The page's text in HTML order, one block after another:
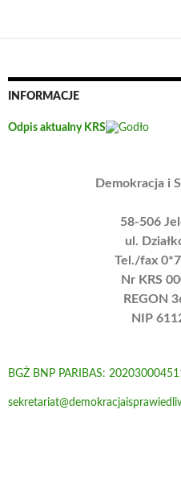
INFORMACJE
Odpis aktualny KRS
Demokracja i
58-506
ul.
Tel./fax
Nr KRS
REGON
NIP
BGŻ BNP PARIBAS: